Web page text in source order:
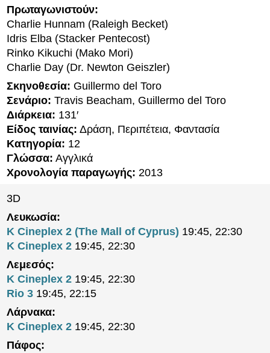
Πρωταγωνιστούν:
Charlie Hunnam (Raleigh Becket)
Idris Elba (Stacker Pentecost)
Rinko Kikuchi (Mako Mori)
Charlie Day (Dr. Newton Geiszler)
Σκηνοθεσία: Guillermo del Toro
Σενάριο: Travis Beacham, Guillermo del Toro
Διάρκεια: 131′
Είδος ταινίας: Δράση, Περιπέτεια, Φαντασία
Κατηγορία: 12
Γλώσσα: Αγγλικά
Χρονολογία παραγωγής: 2013
3D
Λευκωσία:
K Cineplex 2 (The Mall of Cyprus) 19:45, 22:30
K Cineplex 2 19:45, 22:30
Λεμεσός:
K Cineplex 2 19:45, 22:30
Rio 3 19:45, 22:15
Λάρνακα:
K Cineplex 2 19:45, 22:30
Πάφος: